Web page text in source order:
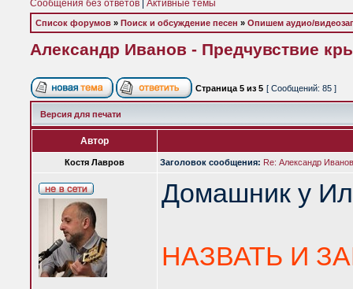
Сообщения без ответов Активные темы
Список форумов » Поиск и обсуждение песен » Опишем аудио/
Александр Иванов - Предчувствие
Страница 5 из 5 [ Сообщений: 85 ]
Версия для печати
Автор
Костя Лавров Заголовок сообщения: Re: Александр
Домашник у
НАЗВАТЬ И